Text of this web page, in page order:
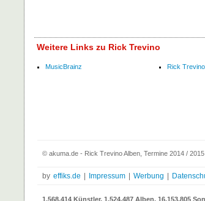
Weitere Links zu Rick Trevino
MusicBrainz Rick
© akuma.de - Rick Trevino Alben, Termine 2014 /
by effiks.de Impressum Werbung
1.568.414 Künstler, 1.524.487 Alben, 16.153.805